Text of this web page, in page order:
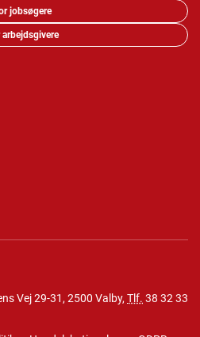
jobsøgere
arbejdsgivere
Vej 29-31, 2500 Valby, Tlf. 38 32 33